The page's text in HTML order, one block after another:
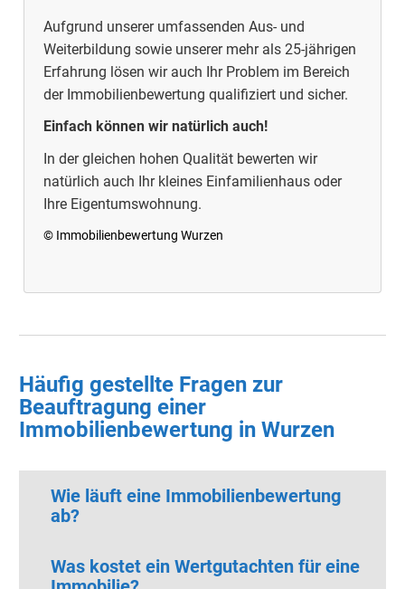
Aufgrund unserer umfassenden Aus- und
Weiterbildung sowie unserer mehr als 25-jährigen
Erfahrung lösen wir auch Ihr Problem im Bereich
der Immobilienbewertung qualifiziert und sicher.
Einfach können wir natürlich auch!
In der gleichen hohen Qualität bewerten wir
natürlich auch Ihr kleines Einfamilienhaus oder
Ihre Eigentumswohnung.
© Immobilienbewertung Wurzen
Häufig gestellte Fragen zur
Beauftragung einer
Immobilienbewertung in Wurzen
Wie läuft eine Immobilienbewertung
ab?
Was kostet ein Wertgutachten für eine